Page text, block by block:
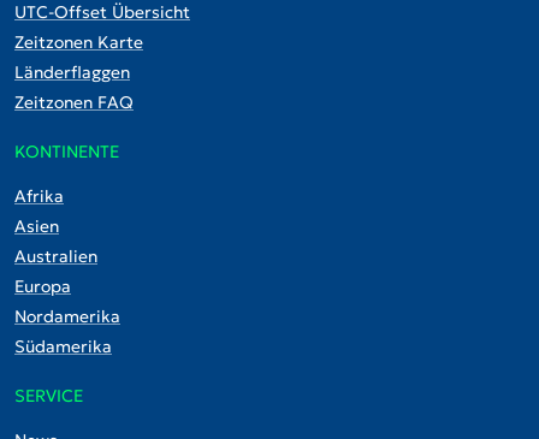
UTC-Offset Übersicht
Zeitzonen Karte
Länderflaggen
Zeitzonen FAQ
KONTINENTE
Afrika
Asien
Australien
Europa
Nordamerika
Südamerika
SERVICE